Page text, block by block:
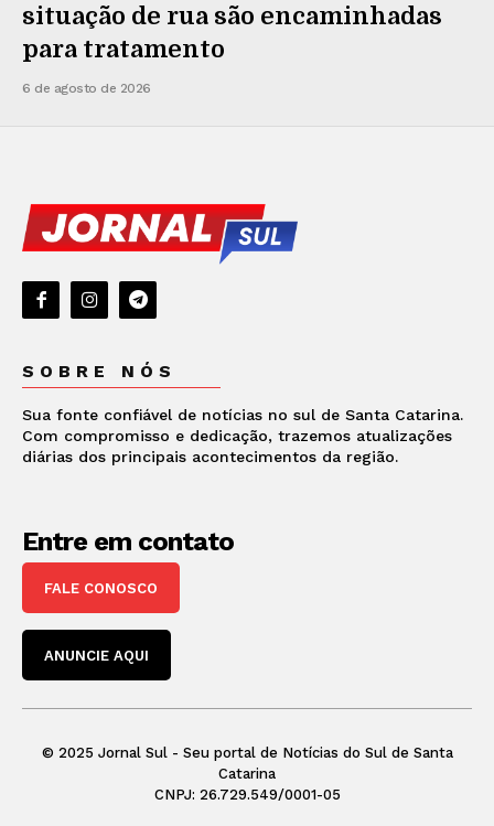
situação de rua são encaminhadas
para tratamento
6 de agosto de 2026
SOBRE NÓS
Sua fonte confiável de notícias no sul de Santa Catarina.
Com compromisso e dedicação, trazemos atualizações
diárias dos principais acontecimentos da região.
Entre em contato
FALE CONOSCO
ANUNCIE AQUI
© 2025 Jornal Sul - Seu portal de Notícias do Sul de Santa
Catarina
CNPJ: 26.729.549/0001-05